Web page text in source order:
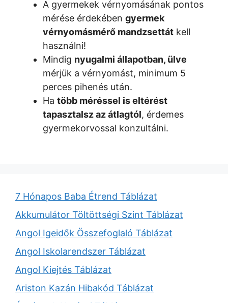
A gyermekek vérnyomásának pontos
mérése érdekében gyermek
vérnyomásmérő mandzsettát kell
használni!
Mindig nyugalmi állapotban, ülve
mérjük a vérnyomást, minimum 5
perces pihenés után.
Ha több méréssel is eltérést
tapasztalsz az átlagtól, érdemes
gyermekorvossal konzultálni.
7 Hónapos Baba Étrend Táblázat
Akkumulátor Töltöttségi Szint Táblázat
Angol Igeidők Összefoglaló Táblázat
Angol Iskolarendszer Táblázat
Angol Kiejtés Táblázat
Ariston Kazán Hibakód Táblázat